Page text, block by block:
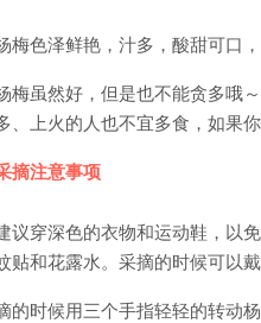
乐
梅色泽鲜艳，汁多，酸甜可口
梅虽然好，但是也不能贪多哦
、上火的人也不宜多食，如果
摘注意事项
议穿深色的衣物和运动鞋，以
贴和花露水。采摘的时候可以
的时候用三个手指轻轻的转动